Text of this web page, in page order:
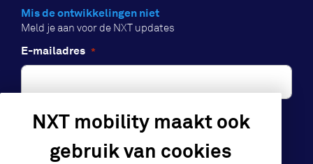
Mis de ontwikkelingen niet
Meld je aan voor de NXT updates
E-mailadres *
Aanmelden
NXT mobility maakt ook
gebruik van cookies